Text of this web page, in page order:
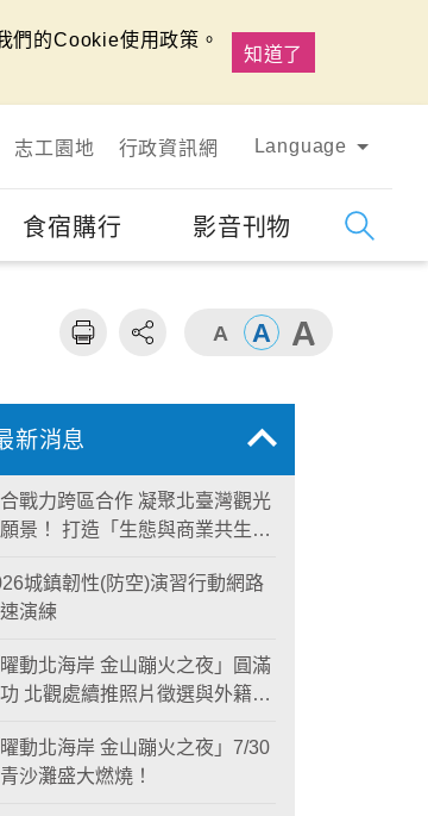
們的Cookie使用政策。
知道了
志工園地
行政資訊網 Language
食宿購行 影音刊物
新消息
戰力跨區合作 凝聚北臺灣觀光
景！ 打造「生態與商業共生」
城鎮韌性(防空)演習行動網路
演練
曜動北海岸 金山蹦火之夜」圓滿
徵選與外籍青
曜動北海岸 金山蹦火之夜」7/30
沙灘盛大燃燒！